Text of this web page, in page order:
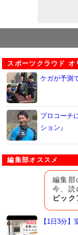
スポーツクラウド オ
ケガが予測
プロコーチ
ション』
編集部オススメ
編集部
今、読
ピック
【1日3分